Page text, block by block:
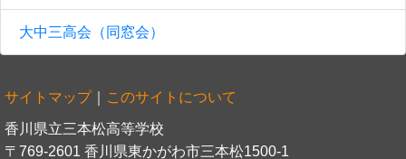
大中三高会（同窓会）
サイトマップ｜ このサイトについて
香川県立三本松高等学校
〒769-2601 香川県東かがわ市三本松1500-1